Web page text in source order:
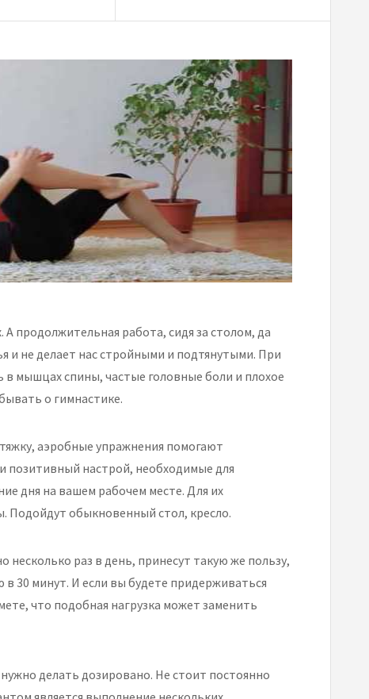
продолжительная работа, сидя за столом, да
и не делает нас стройными и подтянутыми. При
в мышцах спины, частые головные боли и плохое
о гимнастике.
аэробные упражнения помогают
позитивный настрой, необходимые для
дня на вашем рабочем месте. Для их
Подойдут обыкновенный стол, кресло.
раз в день, принесут такую же пользу,
30 минут. И если вы будете придерживаться
что подобная нагрузка может заменить
делать дозировано. Не стоит постоянно